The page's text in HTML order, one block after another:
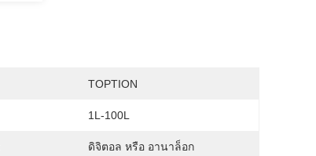
TOPTION
1L-100L
ดิจิตอล หรือ อานาล็อก